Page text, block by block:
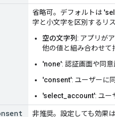
省略可。デフォルトは
字と小文字を区別するリ
空の文字列 : アプリが
他の値と組み合わせて
'none': 認証画面や同
'consent': ユーザーに
'select_account': ユー
非推奨。設定しても効果